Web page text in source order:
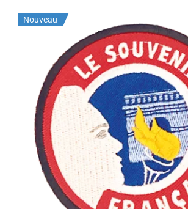
Nouveau
AJOUTER AU PANIER
/
DÉTAILS